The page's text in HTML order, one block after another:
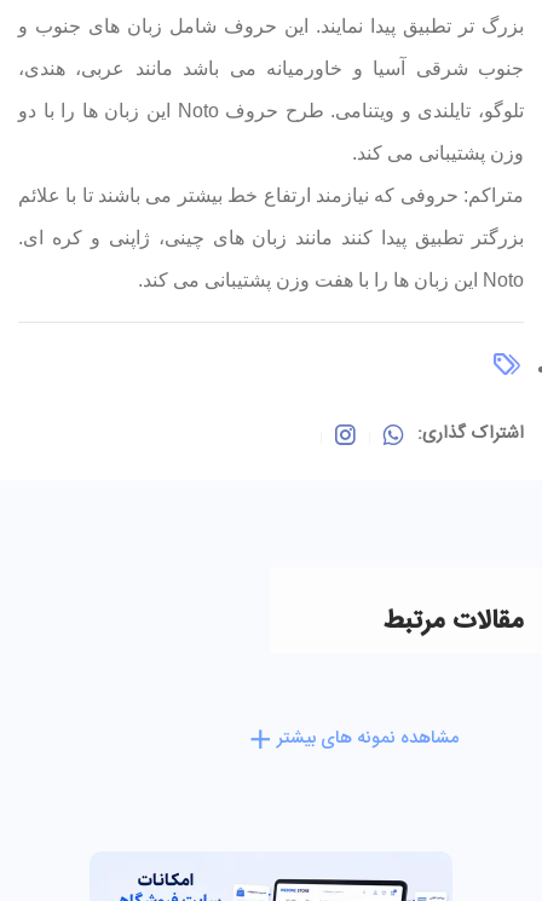
بزرگ تر تطبیق پیدا نمایند. این حروف شامل زبان های جنوب و
جنوب شرقی آسیا و خاورمیانه می باشد مانند عربی، هندی،
تلوگو، تایلندی و ویتنامی. طرح حروف Noto این زبان ها را با دو
وزن پشتیبانی می کند.
متراکم: حروفی که نیازمند ارتفاع خط بیشتر می باشند تا با علائم
بزرگتر تطبیق پیدا کنند مانند زبان های چینی، ژاپنی و کره ای.
Noto این زبان ها را با هفت وزن پشتیبانی می کند.
اشتراک گذاری:
مقالات مرتبط
مشاهده نمونه های بیشتر